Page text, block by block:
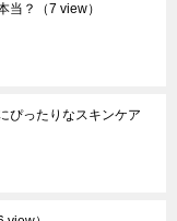
当？ （7 view）
ぴったりなスキンケア